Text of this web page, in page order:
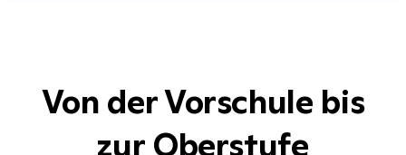
Von der Vorschule bis
zur Oberstufe